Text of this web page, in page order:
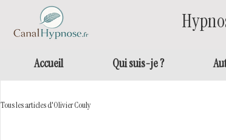
Accueil Qui suis-je ?
Tous les articles d'Olivier Couly